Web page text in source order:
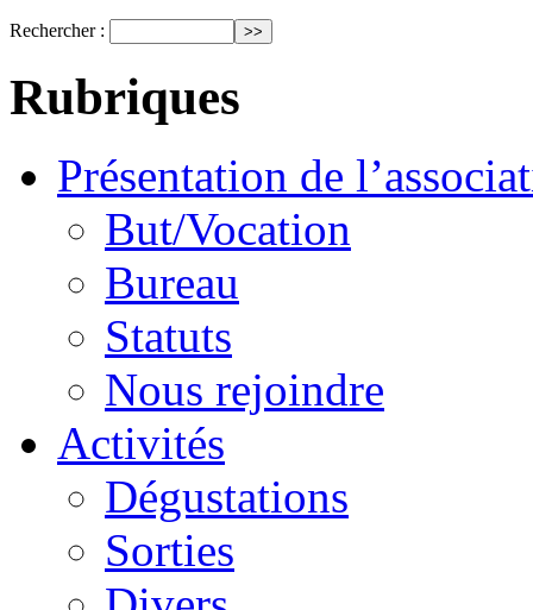
Rechercher :
Rubriques
Présentation de
But/Vocation
Bureau
Statuts
Nous rejoindre
Activités
Dégustations
Sorties